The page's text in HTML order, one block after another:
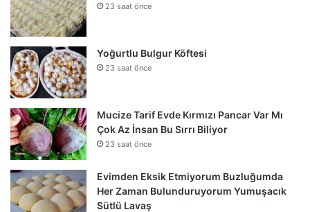
23 saat önce
Yoğurtlu Bulgur Köftesi
23 saat önce
Mucize Tarif Evde Kırmızı Pancar Var Mı
Çok Az İnsan Bu Sırrı Biliyor
23 saat önce
Evimden Eksik Etmiyorum Buzluğumda
Her Zaman Bulunduruyorum Yumuşacık
Sütlü Lavaş